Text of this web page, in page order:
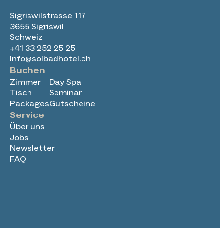
Sigriswilstrasse 117
3655 Sigriswil
Schweiz
+41 33 252 25 25
info@solbadhotel.ch
Buchen
Zimmer
Tisch
Packages
Day Spa
Seminar
Gutscheine
Service
Über uns
Jobs
Newsletter
FAQ